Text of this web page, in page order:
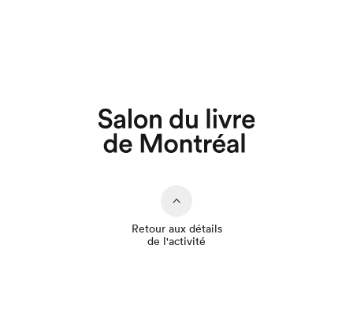
Retour aux détails
de l'activité